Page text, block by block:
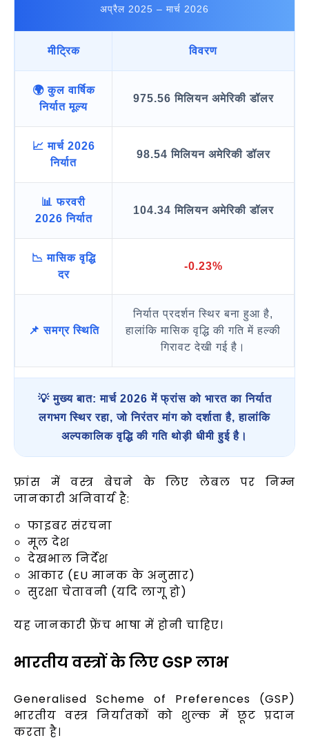
अप्रैल 2025 – मार्च 2026
मीट्रिक विवरण
🌍 कुल वार्षिक
निर्यात मूल्य
975.56 मिलियन अमेरिकी डॉलर
📈 मार्च 2026
निर्यात
98.54 मिलियन अमेरिकी डॉलर
📊 फरवरी
2026 निर्यात
104.34 मिलियन अमेरिकी डॉलर
📉 मासिक वृद्धि
दर
-0.23%
📌 समग्र स्थिति
निर्यात प्रदर्शन स्थिर बना हुआ है,
हालांकि मासिक वृद्धि की गति में हल्की
गिरावट देखी गई है।
💡 मुख्य बात: मार्च 2026 में फ्रांस को भारत का निर्यात
लगभग स्थिर रहा, जो निरंतर मांग को दर्शाता है, हालांकि
अल्पकालिक वृद्धि की गति थोड़ी धीमी हुई है।
फ्रांस में वस्त्र बेचने के लिए लेबल पर निम्न
जानकारी अनिवार्य है:
फाइबर संरचना
मूल देश
देखभाल निर्देश
आकार (EU मानक के अनुसार)
सुरक्षा चेतावनी (यदि लागू हो)
यह जानकारी फ्रेंच भाषा में होनी चाहिए।
भारतीय वस्त्रों के लिए GSP लाभ
Generalised Scheme of Preferences (GSP)
भारतीय वस्त्र निर्यातकों को शुल्क में छूट प्रदान
करता है।